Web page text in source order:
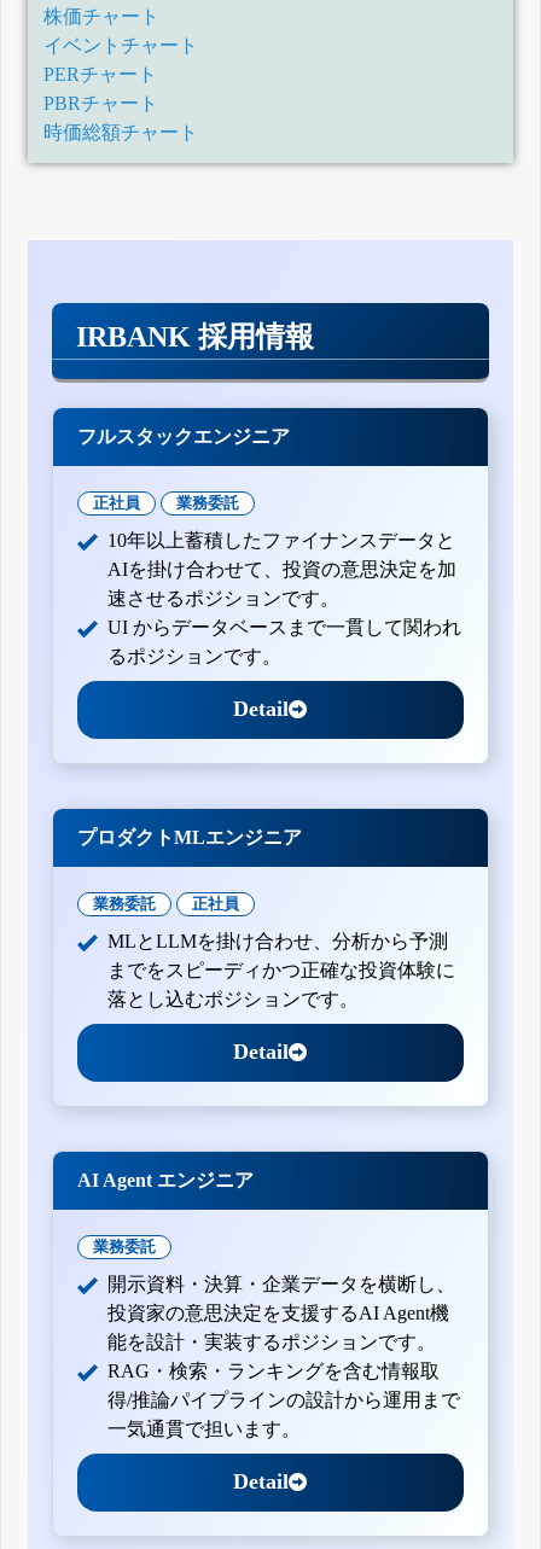
株価チャート
イベントチャート
PERチャート
PBRチャート
時価総額チャート
IRBANK 採用情報
フルスタックエンジニア
正社員 業務委託
10年以上蓄積したファイナンスデータと
AIを掛け合わせて、投資の意思決定を加
速させるポジションです。
UI からデータベースまで一貫して関われ
るポジションです。
Detail
プロダクトMLエンジニア
業務委託 正社員
MLとLLMを掛け合わせ、分析から予測
までをスピーディかつ正確な投資体験に
落とし込むポジションです。
Detail
AI Agent エンジニア
業務委託
開示資料・決算・企業データを横断し、
投資家の意思決定を支援するAI Agent機
能を設計・実装するポジションです。
RAG・検索・ランキングを含む情報取
得/推論パイプラインの設計から運用まで
一気通貫で担います。
Detail